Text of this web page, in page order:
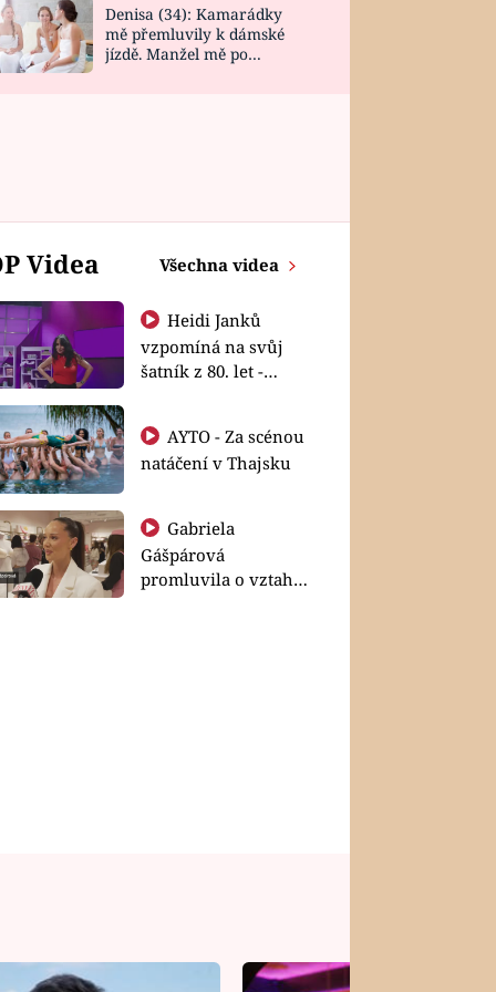
Denisa (34): Kamarádky
mě přemluvily k dámské
jízdě. Manžel mě po
Videa Všechna videa
Heidi Janků
vzpomíná na svůj
šatník z 80. let -
natáčení v Thajsku
Gabriela
Gášpárová
promluvila o vztahu